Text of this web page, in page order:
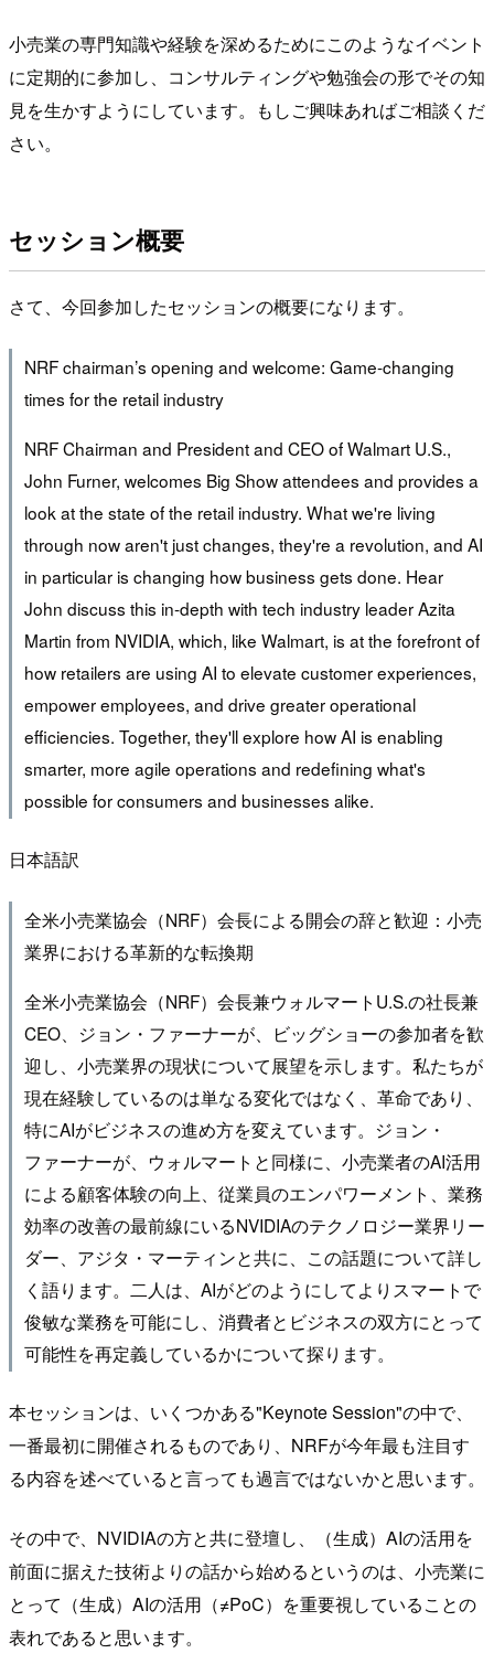
小売業の専門知識や経験を深めるためにこのようなイベント
に定期的に参加し、コンサルティングや勉強会の形でその知
見を生かすようにしています。もしご興味あればご相談くだ
さい。
セッション概要
さて、今回参加したセッションの概要になります。
NRF chairman’s opening and welcome: Game-changing
times for the retail industry
NRF Chairman and President and CEO of Walmart U.S.,
John Furner, welcomes Big Show attendees and provides a
look at the state of the retail industry. What we're living
through now aren't just changes, they're a revolution, and AI
in particular is changing how business gets done. Hear
John discuss this in-depth with tech industry leader Azita
Martin from NVIDIA, which, like Walmart, is at the forefront of
how retailers are using AI to elevate customer experiences,
empower employees, and drive greater operational
efficiencies. Together, they'll explore how AI is enabling
smarter, more agile operations and redefining what's
possible for consumers and businesses alike.
日本語訳
全米小売業協会（NRF）会長による開会の辞と歓迎：小売
業界における革新的な転換期
全米小売業協会（NRF）会長兼ウォルマートU.S.の社長兼
CEO、ジョン・ファーナーが、ビッグショーの参加者を歓
迎し、小売業界の現状について展望を示します。私たちが
現在経験しているのは単なる変化ではなく、革命であり、
特にAIがビジネスの進め方を変えています。ジョン・
ファーナーが、ウォルマートと同様に、小売業者のAI活用
による顧客体験の向上、従業員のエンパワーメント、業務
効率の改善の最前線にいるNVIDIAのテクノロジー業界リー
ダー、アジタ・マーティンと共に、この話題について詳し
く語ります。二人は、AIがどのようにしてよりスマートで
俊敏な業務を可能にし、消費者とビジネスの双方にとって
可能性を再定義しているかについて探ります。
本セッションは、いくつかある"Keynote Session"の中で、
一番最初に開催されるものであり、NRFが今年最も注目す
る内容を述べていると言っても過言ではないかと思います。
その中で、NVIDIAの方と共に登壇し、（生成）AIの活用を
前面に据えた技術よりの話から始めるというのは、小売業に
とって（生成）AIの活用（≠PoC）を重要視していることの
表れであると思います。